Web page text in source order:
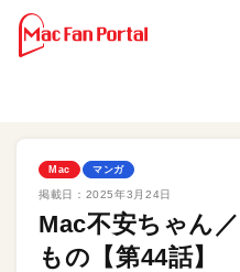
Mac マンガ
掲載日： 2025年3月24日
Mac不安ちゃん
もの【第44話】